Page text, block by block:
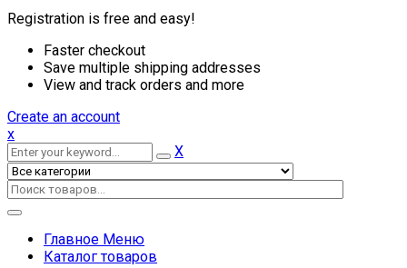
Registration is free and easy!
Faster checkout
Save multiple shipping addresses
View and track orders and more
Create an account
x
X
Главное Меню
Каталог товаров